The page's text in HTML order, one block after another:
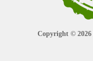
Copyright © 2026